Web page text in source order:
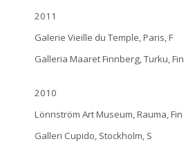
2011
Galerie Vieille du Temple, Paris, F
Galleria Maaret Finnberg, Turku, Fin
2010
Lönnström Art Museum, Rauma, Fin
Galleri Cupido, Stockholm, S